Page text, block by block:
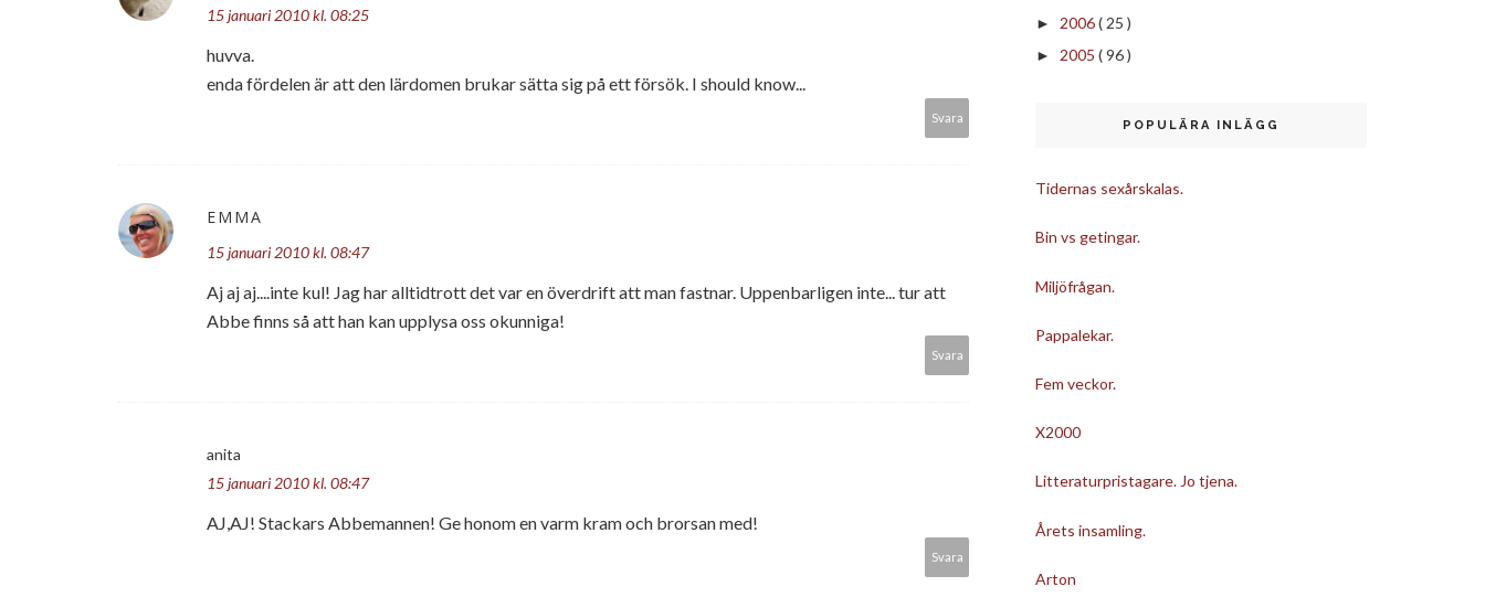
15 januari 2010 kl. 08:25
huvva.
enda fördelen är att den lärdomen brukar sätta sig på ett försök. I should know...
Svara
EMMA
15 januari 2010 kl. 08:47
Aj aj aj....inte kul! Jag har alltidtrott det var en överdrift att man fastnar. Uppenbarligen inte... tur att
Abbe finns så att han kan upplysa oss okunniga!
Svara
anita
15 januari 2010 kl. 08:47
AJ,AJ! Stackars Abbemannen! Ge honom en varm kram och brorsan med!
Svara
► 2006( 25 )
► 2005 ( 96 )
POPULÄRA INLÄGG
Tidernas sexårskalas.
Bin vs getingar.
Miljöfrågan.
Pappalekar.
Fem veckor.
X2000
Litteraturpristagare. Jo tjena.
Årets insamling.
Arton